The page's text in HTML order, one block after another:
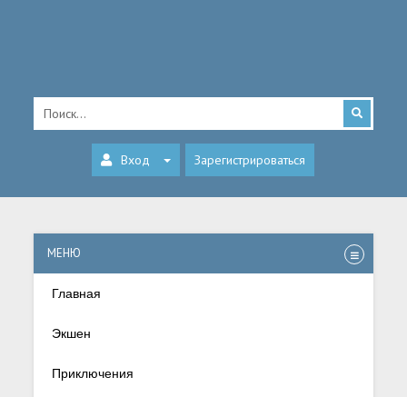
Вход Зарегистрироваться
МЕНЮ
Главная
Экшен
Приключения